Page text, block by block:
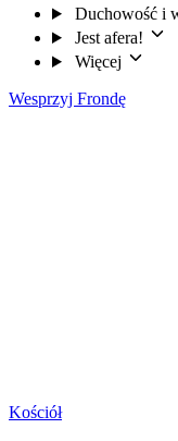
Duchowość i
Jest afera!
Więcej
Wesprzyj Frondę
Kościół